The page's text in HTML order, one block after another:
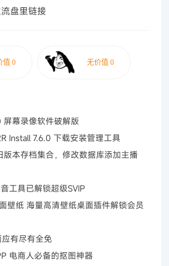
盘里链接
幕录像软件破解版
Install 7.6.0 下载安装管理工具
本存档集合，修改数据库添加主播
工具已解锁超级SVIP
壁纸 海量高清壁纸桌面插件解锁会员
有尽有全免
电商人必备的抠图神器